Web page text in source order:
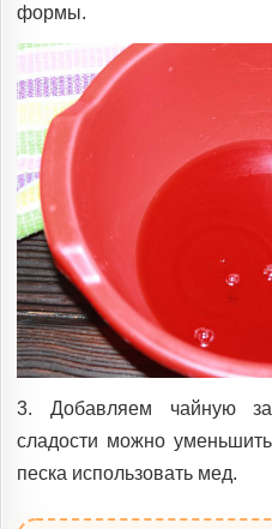
формы.
3. Добавляем чайную
сладости можно
песка использовать мед.